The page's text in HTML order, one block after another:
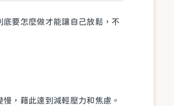
要怎麼做才能讓自己放鬆，不
，藉此達到減輕壓力和焦慮。